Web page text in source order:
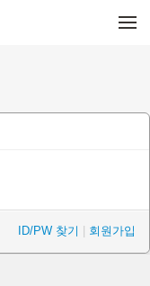
ID/PW 찾기 회원가입